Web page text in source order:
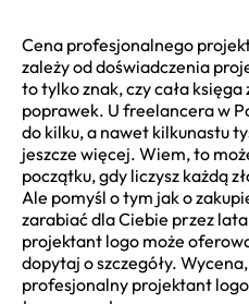
Cena profesjonalnego
zależy od doświadczenia
to tylko znak, czy cała
poprawek. U freelancera w
do kilku, a nawet kilkunastu
jeszcze więcej. Wiem, to
początku, gdy liczysz każdą
Ale pomyśl o tym jak o
zarabiać dla Ciebie przez
projektant logo może
dopytaj o szczegóły.
profesjonalny projektant